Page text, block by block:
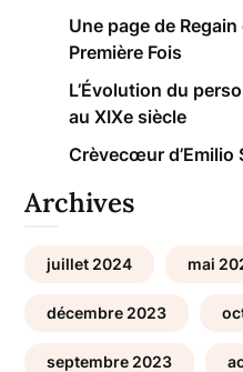
Une page de
Première Fois
L’Évolution du
au XIXe siècle
Crèvecœur d’Emilio
Archives
juillet 2024 mai
décembre 2023
septembre 2023